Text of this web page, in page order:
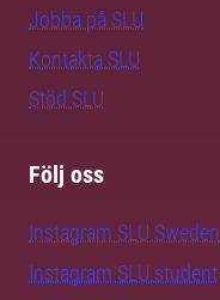
Jobba på SLU
Kontakta SLU
Stöd SLU
Följ oss
Instagram SLU.Sweden
Instagram SLU.student